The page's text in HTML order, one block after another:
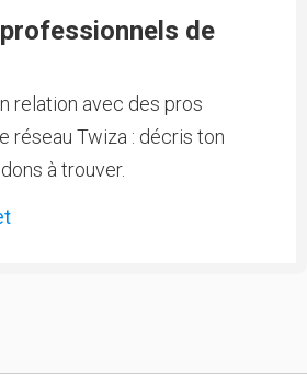
de
relation avec des pros
réseau Twiza : décris ton
à trouver.